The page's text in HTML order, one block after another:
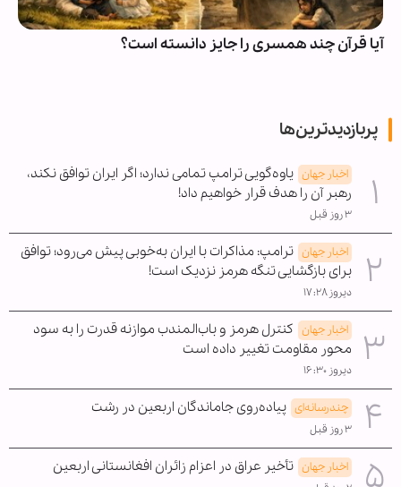
آیا قرآن چند همسری را جایز دانسته است؟
پربازدیدترین‌ها
اخبار جهان یاوه‌گویی ترامپ تمامی ندارد؛ اگر ایران توافق نکند،
رهبر آن را هدف قرار خواهیم داد!
۳ روز قبل
اخبار جهان ترامپ: مذاکرات با ایران به‌خوبی پیش می‌رود؛ توافق
برای بازگشایی تنگه هرمز نزدیک است!
دیروز ۱۷:۲۸
اخبار جهان کنترل هرمز و باب‌المندب موازنه قدرت را به سود
محور مقاومت تغییر داده است
دیروز ۱۶:۳۰
چندرسانه‌ای پیاده‌روی جاماندگان اربعین در رشت
۳ روز قبل
اخبار جهان تأخیر عراق در اعزام زائران افغانستانی اربعین